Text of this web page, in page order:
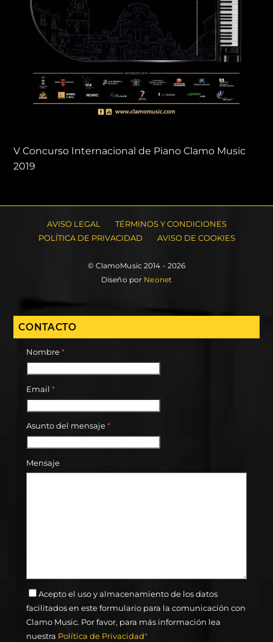
V Concurso Internacional de Piano Clamo Music
2019
AVISO LEGAL
TÉRMINOS Y CONDICIONES
POLÍTICA DE PRIVACIDAD
AVISO DE COOKIES
© ClamoMusic 2014 - 2026
Diseño por Neonet
CONTACTO
Nombre*
Email *
Asunto del mensaje*
Mensaje
Acepto el uso y almacenamiento de los datos
facilitados en este formulario para la comunicación con
Clamo Music. Por favor, para más información lea
nuestra Política de Privacidad*